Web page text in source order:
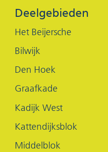
k
Deelgebieden
Het Beijersche
Bilwijk
Den Hoek
Graafkade
Kadijk West
Kattendijksblok
Middelblok